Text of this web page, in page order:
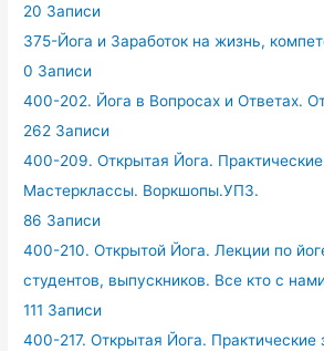
20 Записи
375-Йога и Заработок на жизнь,
0 Записи
400-202. Йога в Вопросах и Ответах.
262 Записи
400-209. Открытая Йога. Практические
Мастерклассы. Воркшопы.УПЗ.
86 Записи
400-210. Открытой Йога. Лекции по
студентов, выпускников. Все кто с
111 Записи
400-217. Открытая Йога. Практические